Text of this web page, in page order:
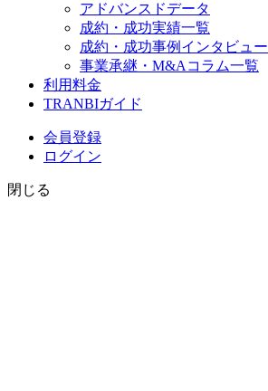
アドバンスドデータ
成約・成功実績一覧
成約・成功事例インタビュー
事業承継・M&Aコラム一覧
利用料金
TRANBIガイド
会員登録
ログイン
閉じる